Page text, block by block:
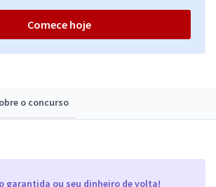
o concurso
garantida ou seu dinheiro de volta!
Comece hoje